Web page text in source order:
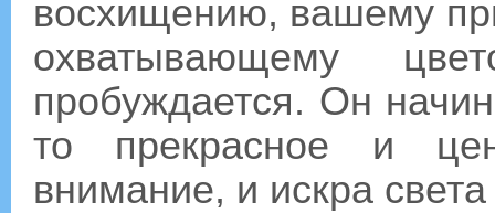
восхищению, вашему
охватывающему
пробуждается. Он
то прекрасное и
внимание, и искра